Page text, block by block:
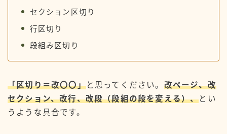
セクション区切り
行区切り
段組み区切り
「区切り＝改〇〇」と思ってください。 改ページ、改
セクション、改行、改段（段組の段を変える）、とい
うような具合です。